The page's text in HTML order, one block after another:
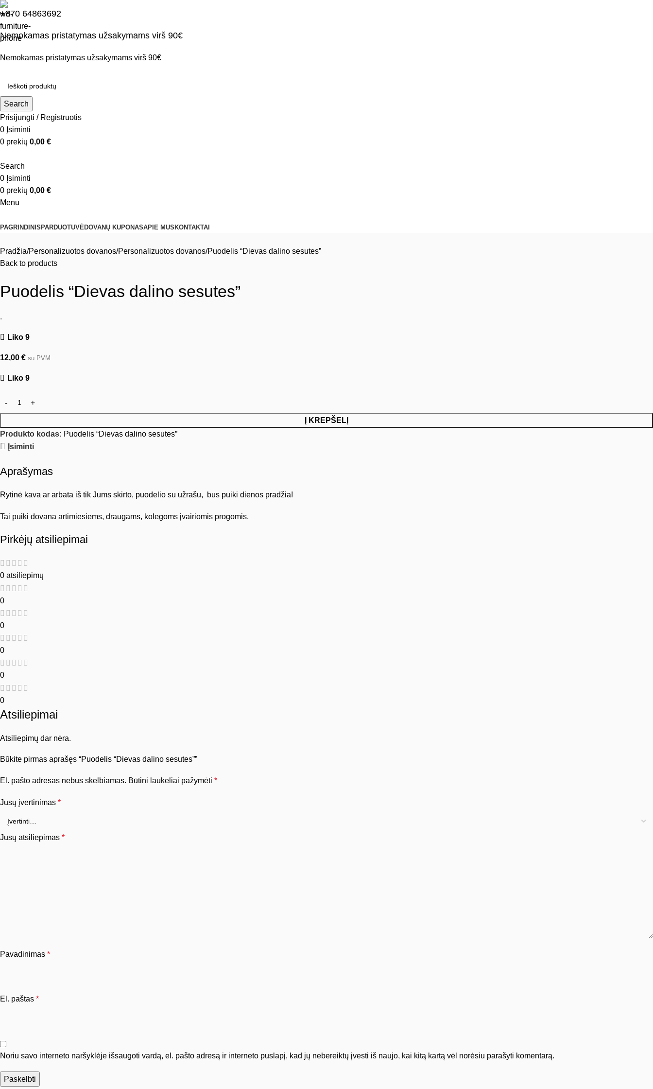
+370 64863692
Nemokamas pristatymas užsakymams virš 90€
Nemokamas pristatymas užsakymams virš 90€
Search
Prisijungti / Registruotis
0 Įsiminti
0 prekių 0,00 €
Search
0 Įsiminti
0 prekių 0,00 €
Menu
PAGRINDINIS PARDUOTUVĖDOVANŲ KUPONASAPIE MUS KONTAKTAI
Pradžia Personalizuotos dovanos Personalizuotos dovanos Puodelis “Dievas dalino sesutes”
Back to products
Puodelis “Dievas dalino sesutes”
.
Liko 9
12,00 € su PVM
Liko 9
Į KREPŠELĮ
Produkto kodas: Puodelis “Dievas dalino sesutes”
Įsiminti
Aprašymas
Rytinė kava ar arbata iš tik Jums skirto, puodelio su užrašu, bus puiki dienos pradžia!
Tai puiki dovana artimiesiems, draugams, kolegoms įvairiomis progomis.
Pirkėjų atsiliepimai
0 atsiliepimų
0
0
0
0
0
Atsiliepimai
Atsiliepimų dar nėra.
Būkite pirmas aprašęs “Puodelis “Dievas dalino sesutes””
El. pašto adresas nebus skelbiamas. Būtini laukeliai pažymėti *
Jūsų įvertinimas *
Jūsų atsiliepimas *
Pavadinimas *
El. paštas *
Noriu savo interneto naršyklėje išsaugoti vardą, el. pašto adresą ir interneto puslapį, kad jų nebereiktų įvesti iš naujo, kai kitą kartą vėl norėsiu parašyti komentarą.